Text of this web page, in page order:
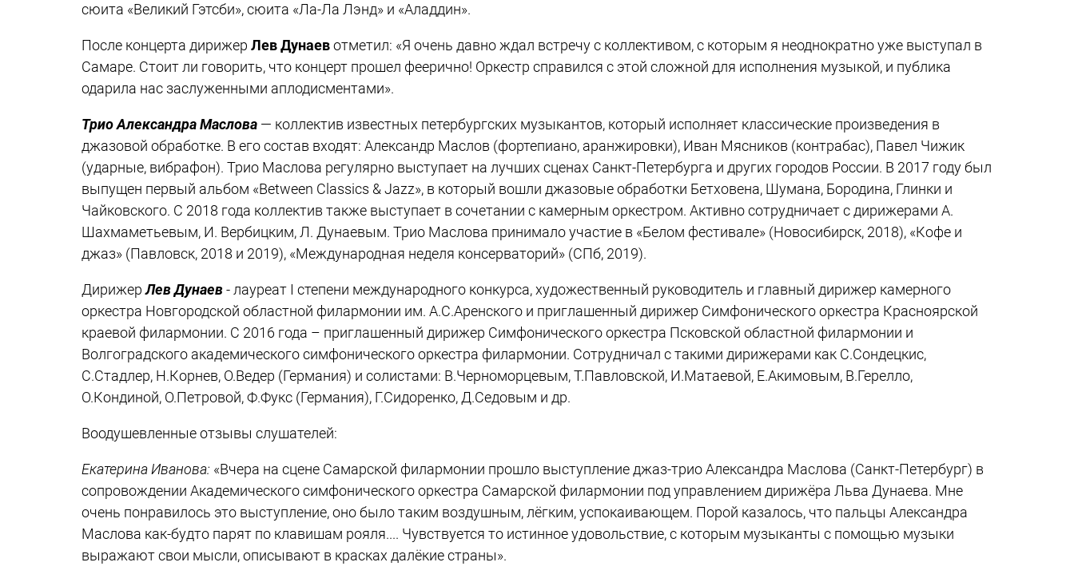
сюита «Великий Гэтсби», сюита «Ла-Ла Лэнд» и «Аладдин».
После концерта дирижер Лев Дунаевотметил: «Я очень давно ждал встречу с коллективом, с которым я неоднократно уже выступал в
Самаре. Стоит ли говорить, что концерт прошел феерично! Оркестр справился с этой сложной для исполнения музыкой, и публика
одарила нас заслуженными аплодисментами».
Трио Александра Маслова — коллектив известных петербургских музыкантов, который исполняет классические произведения в
джазовой обработке. В его состав входят: Александр Маслов (фортепиано, аранжировки), Иван Мясников (контрабас), Павел Чижик
(ударные, вибрафон). Трио Маслова регулярно выступает на лучших сценах Санкт-Петербурга и других городов России. В 2017 году был
выпущен первый альбом «Between Classics & Jazz», в который вошли джазовые обработки Бетховена, Шумана, Бородина, Глинки и
Чайковского. С 2018 года коллектив также выступает в сочетании с камерным оркестром. Активно сотрудничает c дирижерами А.
Шахмаметьевым, И. Вербицким, Л. Дунаевым. Трио Маслова принимало участие в «Белом фестивале» (Новосибирск, 2018), «Кофе и
джаз» (Павловск, 2018 и 2019), «Международная неделя консерваторий» (СПб, 2019).
ДирижерЛев Дунаев- лауреат I степени международного конкурса, художественный руководитель и главный дирижер камерного
оркестра Новгородской областной филармонии им. А.С.Аренского и приглашенный дирижер Симфонического оркестра Красноярской
краевой филармонии. С 2016 года – приглашенный дирижер Симфонического оркестра Псковской областной филармонии и
Волгоградского академического симфонического оркестра филармонии. Сотрудничал с такими дирижерами как С.Сондецкис,
С.Стадлер, Н.Корнев, О.Ведер (Германия) и солистами: В.Черноморцевым, Т.Павловской, И.Матаевой, Е.Акимовым, В.Герелло,
О.Кондиной, О.Петровой, Ф.Фукс (Германия), Г.Сидоренко, Д.Седовым и др.
Воодушевленные отзывы слушателей:
Екатерина Иванова: «Вчера на сцене Самарской филармонии прошло выступление джаз-трио Александра Маслова (Санкт-Петербург) в
сопровождении Академического симфонического оркестра Самарской филармонии под управлением дирижёра Льва Дунаева. Мне
очень понравилось это выступление, оно было таким воздушным, лёгким, успокаивающем. Порой казалось, что пальцы Александра
Маслова как-будто парят по клавишам рояля.... Чувствуется то истинное удовольствие, с которым музыканты с помощью музыки
выражают свои мысли, описывают в красках далёкие страны».